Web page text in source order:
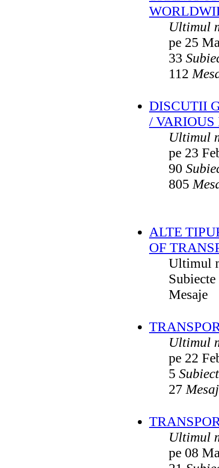
Ultimul
pe 25
33
112
DISCUTII
/ VARIOUS
Ultimul
pe 23
90
805
ALTE
OF
Ultimul
Subiecte
Mesaje
Ultimul
pe 22
5
27
Ultimul
pe 08